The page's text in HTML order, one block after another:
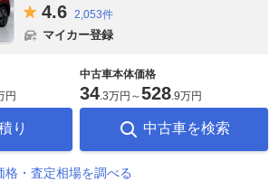
4.6 2,053件
マイカー登録
円
り
中古車本体価格
34.3万円 ～528.9万円
中古車を検索
・査定相場を調べる